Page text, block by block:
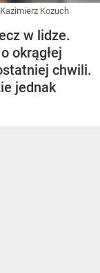
Kazimierz Kozuch
w lidze.
okrągłej
chwili.
jednak